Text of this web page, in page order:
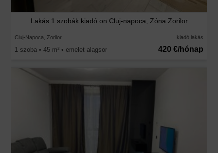
Lakás 1 szobák kiadó on Cluj-napoca, Zóna Zorilor
Cluj-Napoca, Zorilor kiadó lakás
1 szoba • 45 m2 • emelet alagsor 420 €/hónap